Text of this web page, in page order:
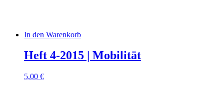
In den Warenkorb
Heft 4-2015 | Mobilität
5,00 €